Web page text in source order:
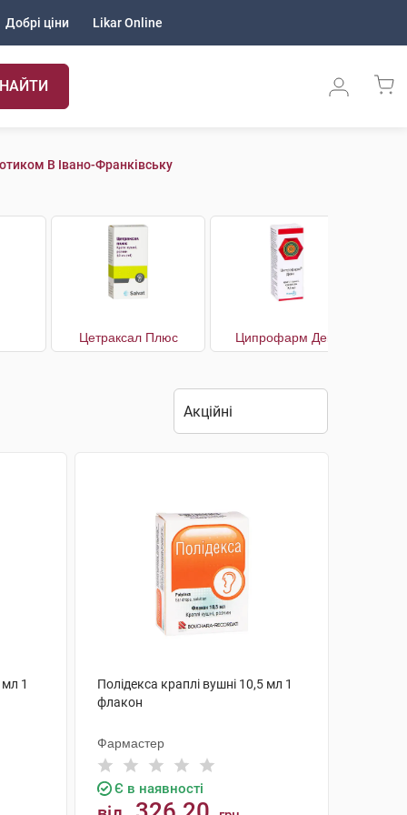
Добрі ціни Likar Online
В Івано-Франківську
Цетраксал Плюс Ципрофарм Декс
1
Полідекса краплі вушні 10,5 мл 1
флакон
Фармастер
Є в наявності